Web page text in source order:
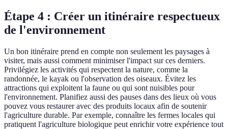
Étape 4 : Créer un itinéraire respectueux
de l'environnement
Un bon itinéraire prend en compte non seulement les paysages à
visiter, mais aussi comment minimiser l'impact sur ces derniers.
Privilégiez les activités qui respectent la nature, comme la
randonnée, le kayak ou l'observation des oiseaux. Évitez les
attractions qui exploitent la faune ou qui sont nuisibles pour
l'environnement. Planifiez aussi des pauses dans des lieux où vous
pouvez vous restaurer avec des produits locaux afin de soutenir
l'agriculture durable. Par exemple, connaître les fermes locales qui
pratiquent l'agriculture biologique peut enrichir votre expérience tout